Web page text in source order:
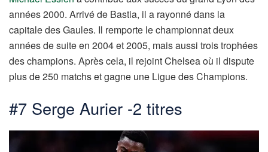
années 2000. Arrivé de Bastia, il a rayonné dans la
capitale des Gaules. Il remporte le championnat deux
années de suite en 2004 et 2005, mais aussi trois trophées
des champions. Après cela, il rejoint Chelsea où il dispute
plus de 250 matchs et gagne une Ligue des Champions.
#7 Serge Aurier -2 titres